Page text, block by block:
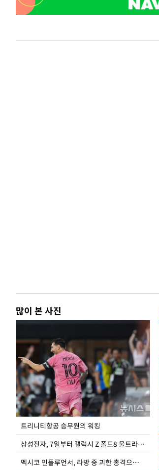
-10150초 전 >
[속보]종합특검, 대검 추가 압수
많이 본 사진
트리니티항공 승무원의 워킹
삼성전자, 7일부터 갤럭시 Z 폴드8 울트라·폴드8·플립8 출시
멕시코 인플루언서, 라방 중 괴한 총격으로 사망